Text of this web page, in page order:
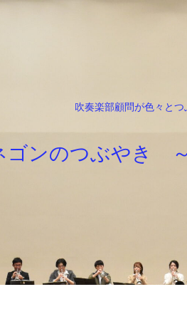
吹奏楽部顧問が色々とつ
ゴンのつぶやき